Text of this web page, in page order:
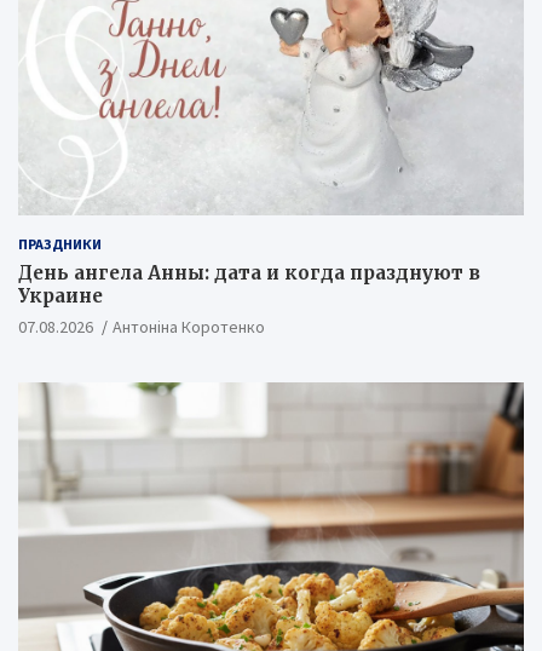
ПРАЗДНИКИ
День ангела Анны: дата и когда празднуют в
Украине
07.08.2026 Антоніна Коротенко